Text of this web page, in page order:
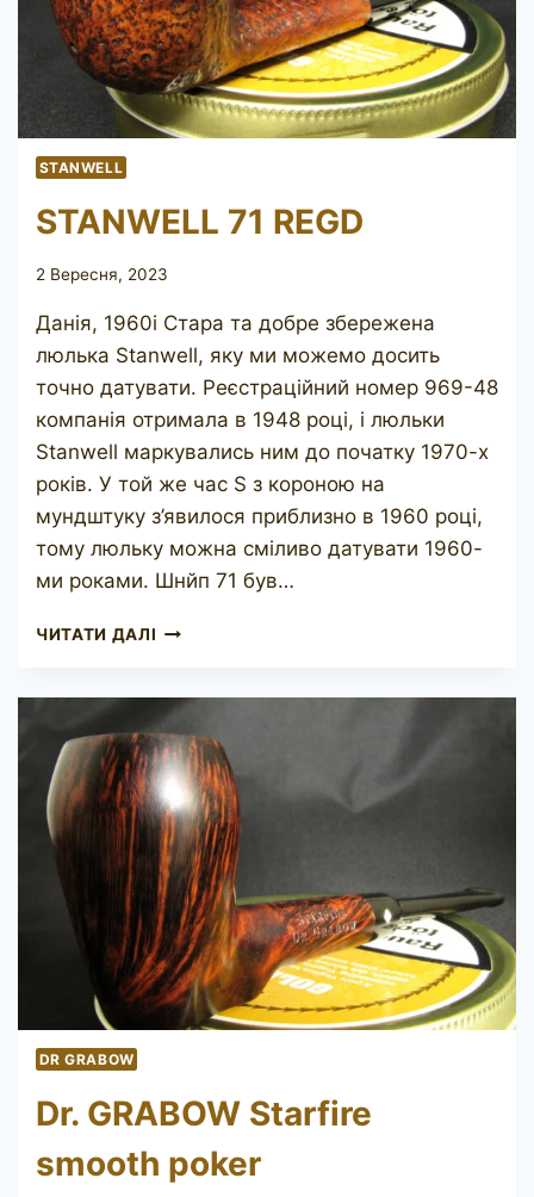
STANWELL
STANWELL 71 REGD
2 Вересня, 2023
Данія, 1960і Стара та добре збережена
люлька Stanwell, яку ми можемо досить
точно датувати. Реєстраційний номер 969-48
компанія отримала в 1948 році, і люльки
Stanwell маркувались ним до початку 1970-х
років. У той же час S з короною на
мундштуку з’явилося приблизно в 1960 році,
тому люльку можна сміливо датувати 1960-
ми роками. Шнйп 71 був…
ЧИТАТИ ДАЛІ STANWELL
DR GRABOW
Dr. GRABOW Starfire
smooth poker